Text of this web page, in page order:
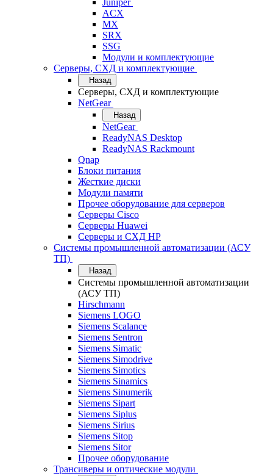
Juniper
ACX
MX
SRX
SSG
Модули и комплектующие
Серверы, СХД и комплектующие
Назад
Серверы, СХД и комплектующие
NetGear
Назад
NetGear
ReadyNAS Desktop
ReadyNAS Rackmount
Qnap
Блоки питания
Жесткие диски
Модули памяти
Прочее оборудование для серверов
Серверы Cisco
Серверы Huawei
Серверы и СХД HP
Системы промышленной автоматизации (АСУ
ТП)
Назад
Системы промышленной автоматизации
(АСУ ТП)
Hirschmann
Siemens LOGO
Siemens Scalance
Siemens Sentron
Siemens Simatic
Siemens Simodrive
Siemens Simotics
Siemens Sinamics
Siemens Sinumerik
Siemens Sipart
Siemens Siplus
Siemens Sirius
Siemens Sitop
Siemens Sitor
Прочее оборудование
Трансиверы и оптические модули